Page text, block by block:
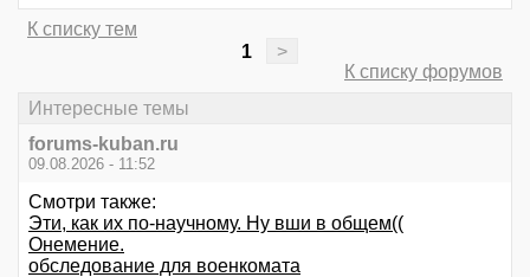
К списку тем
1
>
К списку форумов
Интересные темы
forums-kuban.ru
09.08.2026 - 11:52
Смотри также:
Эти, как их по-научному. Ну вши в общем((
Онемение.
обследование для военкомата